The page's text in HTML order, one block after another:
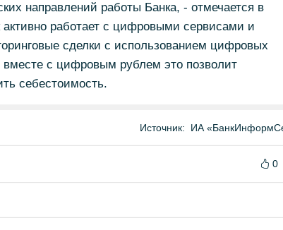
направлений работы Банка, - отмечается в
работает с цифровыми сервисами и
сделки с использованием цифровых
с цифровым рублем это позволит
себестоимость.
Источник: ИА
0